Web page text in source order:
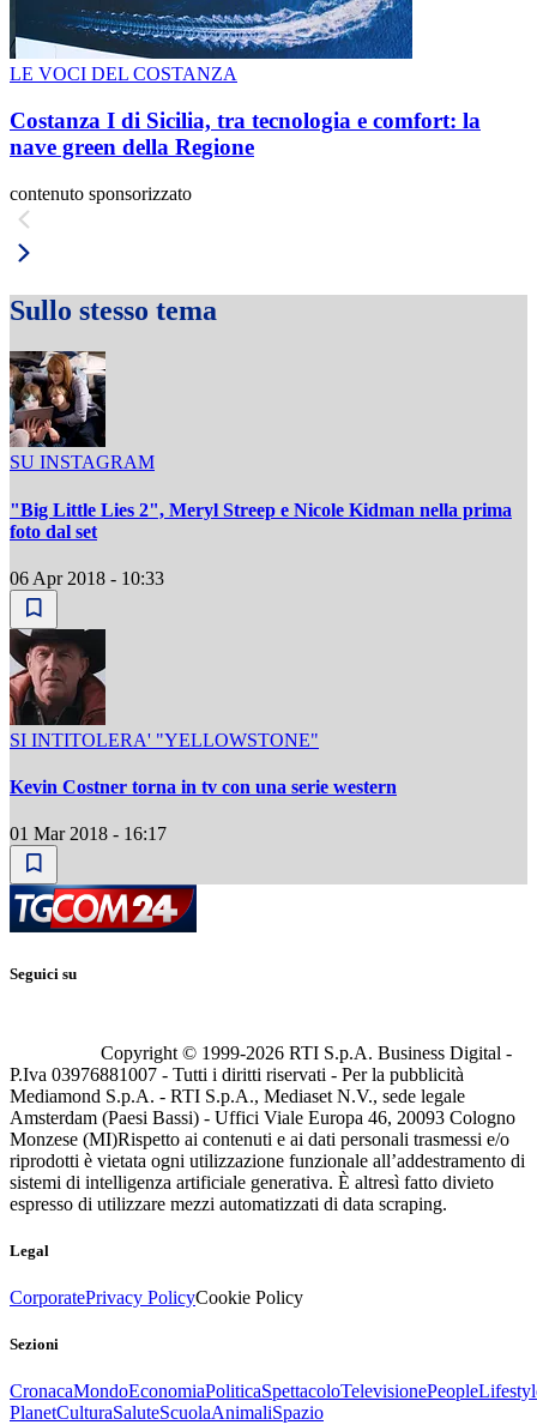
LE VOCI DEL COSTANZA
Costanza I di Sicilia, tra tecnologia e comfort: la
nave green della Regione
contenuto sponsorizzato
Sullo stesso tema
SU INSTAGRAM
"Big Little Lies 2", Meryl Streep e Nicole Kidman nella prima
foto dal set
06 Apr 2018 - 10:33
SI INTITOLERA' "YELLOWSTONE"
Kevin Costner torna in tv con una serie western
01 Mar 2018 - 16:17
Seguici su
Copyright © 1999-2026 RTI S.p.A. Business Digital -
P.Iva 03976881007 - Tutti i diritti riservati - Per la pubblicità
Mediamond S.p.A. - RTI S.p.A., Mediaset N.V., sede legale
Amsterdam (Paesi Bassi) - Uffici Viale Europa 46, 20093 Cologno
Monzese (MI)Rispetto ai contenuti e ai dati personali trasmessi e/o
riprodotti è vietata ogni utilizzazione funzionale all’addestramento di
sistemi di intelligenza artificiale generativa. È altresì fatto divieto
espresso di utilizzare mezzi automatizzati di data scraping.
Legal
CorporatePrivacy PolicyCookie Policy
Sezioni
CronacaMondoEconomiaPoliticaSpettacoloTelevisionePeople
PlanetCulturaSaluteScuolaAnimaliSpazio